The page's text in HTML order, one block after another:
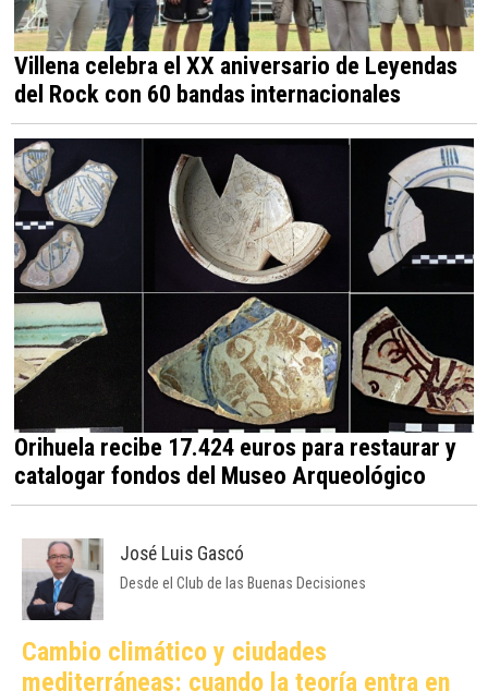
Villena celebra el XX aniversario de Leyendas
del Rock con 60 bandas internacionales
Orihuela recibe 17.424 euros para restaurar y
catalogar fondos del Museo Arqueológico
José Luis Gascó
Desde el Club de las Buenas Decisiones
Cambio climático y ciudades
mediterráneas: cuando la teoría entra en